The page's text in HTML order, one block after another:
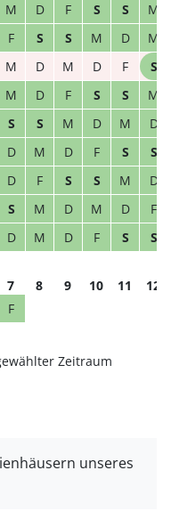
M D F S S
M
F S S M D
M
M D M D F
S
M D F S S
M
S S M D M
D
D M D F S
S
D F S S M
D
S M D M D
F
D M D F S S
7 8 9 10 11
12
F
Zeitraum
unseres